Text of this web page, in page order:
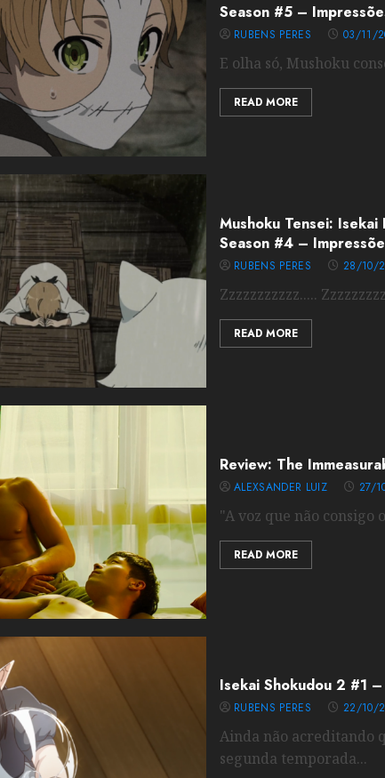
Season #5 –
RUBENS PERES 03/11/
E olha só, Mushoku
READ MORE
Mushoku Tensei:
Season #4 –
RUBENS PERES 28/10/
Zzzzzzzzzzz.....
READ MORE
Review: The
ALEXSANDER LUIZ 27/
"A voz que não consigo
READ MORE
Isekai Shokudou 2 #1
RUBENS PERES 22/10/
Ainda não acreditando
segunda temporada...